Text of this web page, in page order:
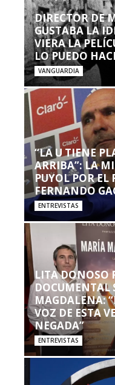
DIRECTOR DE
GUSTABA LA
VIERA LA
LO PUEDO
VANGUARDIA
“LA U TIENE
ARRIBA”: LA
PUYOL POR EL
FERNANDO
ENTREVISTAS
LITA DONOSO
DOCUMENTAL
MAGDALENA:
VOZ DE ESTA
NEGADA”
ENTREVISTAS